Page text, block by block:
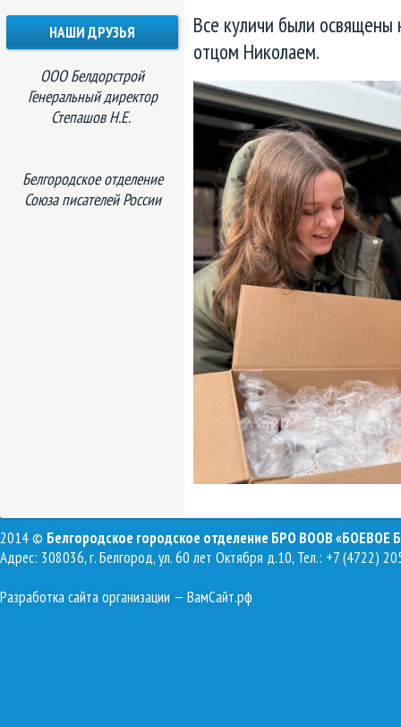
Все куличи были освящены
отцом Николаем.
НАШИ ДРУЗЬЯ
ООО Белдорстрой
Генеральный директор
Степашов Н.Е.
Белгородское отделение
Союза писателей России
2014 © Белгородское городское отделение БРО ВООВ «БОЕВОЕ
Адрес: 308036, г. Белгород, ул. 60 лет Октября д.10, Тел.: +7 (4722)
Разработка сайта организации — ВамСайт.рф